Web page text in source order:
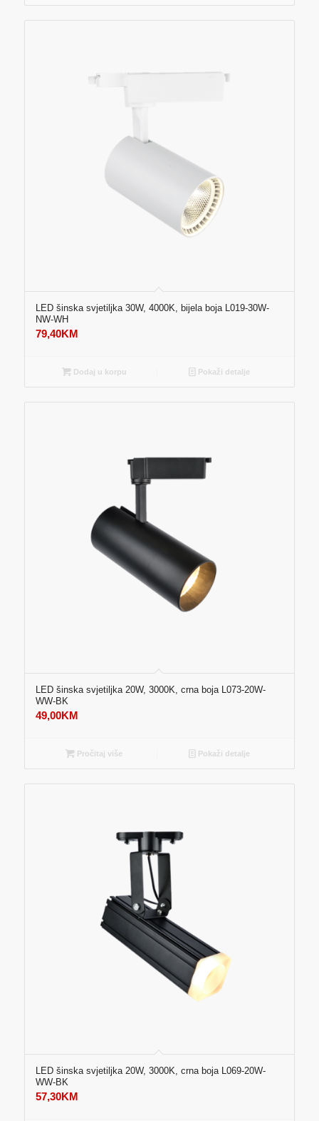
LED šinska svjetiljka 30W, 4000K, bijela boja L019-30W-
NW-WH
79,40KM
Dodaj u korpu Pokaži detalje
LED šinska svjetiljka 20W, 3000K, crna boja L073-20W-
WW-BK
49,00KM
Pročitaj više Pokaži detalje
LED šinska svjetiljka 20W, 3000K, crna boja L069-20W-
WW-BK
57,30KM